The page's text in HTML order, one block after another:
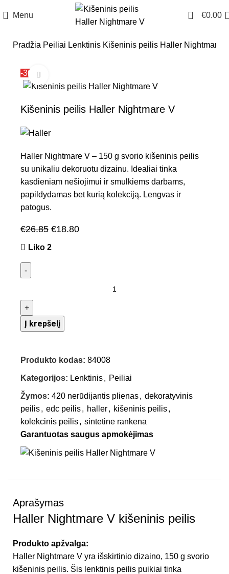
Menu 0 €0.00
Pradžia Peiliai Lenktinis Kišeninis peilis Haller Nightmare V
-30%
Kišeninis peilis Haller Nightmare V
Haller Nightmare V – 150 g svorio kišeninis peilis
su unikaliu dekoruotu dizainu. Idealiai tinka
kasdieniam nešiojimui ir smulkiems darbams,
papildydamas bet kurią kolekciją. Lengvas ir
patogus.
€26.85 €18.80
Liko 2
Į krepšelį
Produkto kodas: 84008
Kategorijos: Lenktinis, Peiliai
Žymos: 420 nerūdijantis plienas, dekoratyvinis
peilis, edc peilis, haller, kišeninis peilis,
kolekcinis peilis, sintetine rankena
Garantuotas saugus apmokėjimas
Aprašymas
Haller Nightmare V kišeninis peilis
Produkto apžvalga:
Haller Nightmare V yra išskirtinio dizaino, 150 g svorio
kišeninis peilis. Šis lenktinis peilis puikiai tinka